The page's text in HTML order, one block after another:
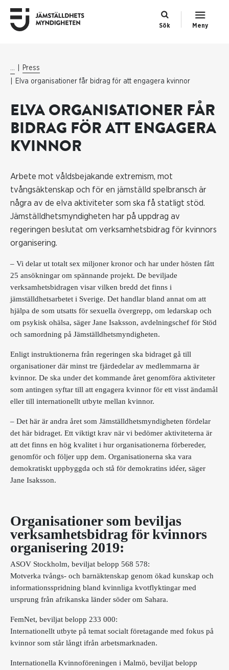
Sök Meny
...
Press
Elva organisationer får bidrag för att engagera kvinnor
ELVA ORGANISATIONER FÅR
BIDRAG FÖR ATT ENGAGERA
KVINNOR
Arbete mot våldsbejakande extremism, mot
tvångsäktenskap och för en jämställd spelbransch är
några av de elva aktiviteter som ska få statligt stöd.
Jämställdhetsmyndigheten har på uppdrag av
regeringen beslutat om verksamhetsbidrag för kvinnors
organisering.
– Vi delar ut totalt sex miljoner kronor och har under hösten fått
25 ansökningar om spännande projekt. De beviljade
verksamhetsbidragen visar vilken bredd det finns i
jämställdhetsarbetet i Sverige. Det handlar bland annat om att
hjälpa de som utsatts för sexuella övergrepp, om ledarskap och
om psykisk ohälsa, säger Jane Isaksson, avdelningschef för Stöd
och samordning på Jämställdhetsmyndigheten.
Enligt instruktionerna från regeringen ska bidraget gå till
organisationer där minst tre fjärdedelar av medlemmarna är
kvinnor. De ska under det kommande året genomföra aktiviteter
som antingen syftar till att engagera kvinnor för ett visst ändamål
eller till internationellt utbyte mellan kvinnor.
– Det här är andra året som Jämställdhetsmyndigheten fördelar
det här bidraget. Ett viktigt krav när vi bedömer aktiviteterna är
att det finns en hög kvalitet i hur organisationerna förbereder,
genomför och följer upp dem. Organisationerna ska vara
demokratiskt uppbyggda och stå för demokratins idéer, säger
Jane Isaksson.
Organisationer som beviljas
verksamhetsbidrag för kvinnors
organisering 2019:
ASOV Stockholm, beviljat belopp 568 578:
Motverka tvångs- och barnäktenskap genom ökad kunskap och
informationsspridning bland kvinnliga kvotflyktingar med
ursprung från afrikanska länder söder om Sahara.
FemNet, beviljat belopp 233 000:
Internationellt utbyte på temat socialt företagande med fokus på
kvinnor som står långt ifrån arbetsmarknaden.
Internationella Kvinnoföreningen i Malmö, beviljat belopp